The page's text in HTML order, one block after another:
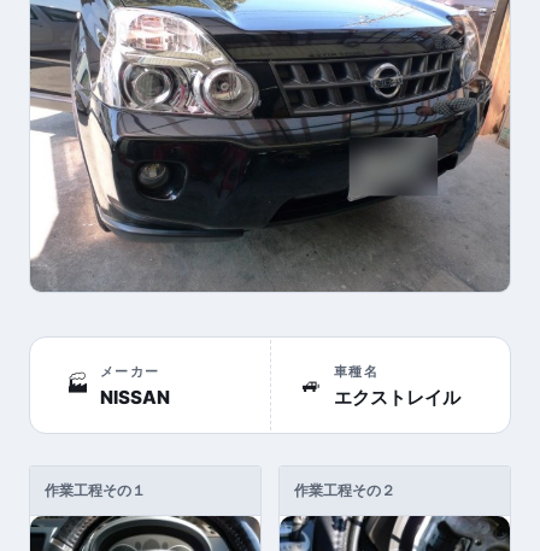
🏭
メーカー
NISSAN
🚙
車種名
エクストレイル
作業工程その１ 作業工程その２